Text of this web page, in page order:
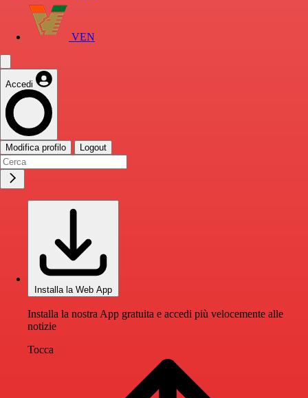
VEN
Accedi
Modifica profilo Logout
Installa la Web App
Installa la nostra App gratuita e accedi più velocemente alle
notizie
Tocca